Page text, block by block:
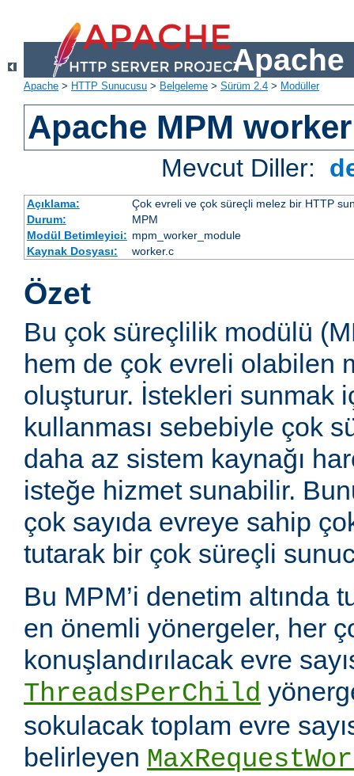
Apache
Apache > HTTP Sunucusu > Belgeleme > Sürüm 2.4 > Modüller
Apache MPM worker
Mevcut Diller:
Açıklama:
Çok evreli ve çok süreçli melez bir HTTP
Durum:
MPM
Modül Betimleyici: mpm_worker_module
Kaynak Dosyası:
worker.c
Özet
Bu çok süreçlilik modülü
hem de çok evreli olabilen
oluşturur. İstekleri sunmak
kullanması sebebiyle çok
daha az sistem kaynağı
isteğe hizmet sunabilir.
çok sayıda evreye sahip
tutarak bir çok süreçli
Bu MPM’i denetim altında
en önemli yönergeler, her
konuşlandırılacak evre
ThreadsPerChild
sokulacak toplam evre
belirleyen